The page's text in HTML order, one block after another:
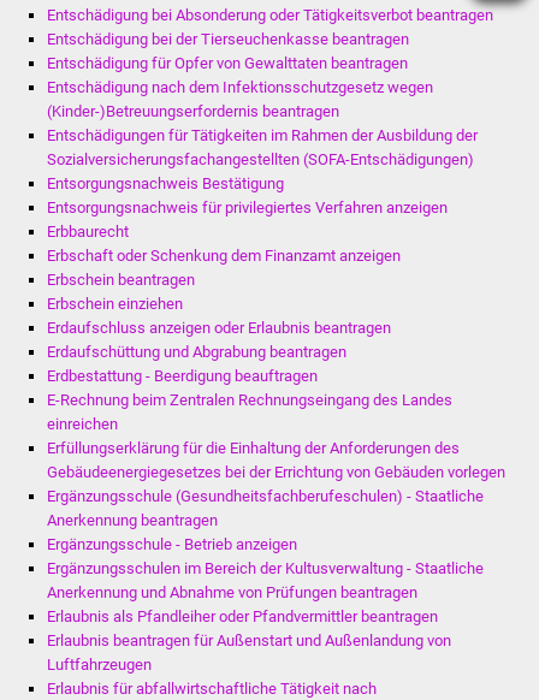
Entschädigung bei Absonderung oder Tätigkeitsverbot beantragen
Entschädigung bei der Tierseuchenkasse beantragen
Entschädigung für Opfer von Gewalttaten beantragen
Entschädigung nach dem Infektionsschutzgesetz wegen
(Kinder-)Betreuungserfordernis beantragen
Entschädigungen für Tätigkeiten im Rahmen der Ausbildung der
Sozialversicherungsfachangestellten (SOFA-Entschädigungen)
Entsorgungsnachweis Bestätigung
Entsorgungsnachweis für privilegiertes Verfahren anzeigen
Erbbaurecht
Erbschaft oder Schenkung dem Finanzamt anzeigen
Erbschein beantragen
Erbschein einziehen
Erdaufschluss anzeigen oder Erlaubnis beantragen
Erdaufschüttung und Abgrabung beantragen
Erdbestattung - Beerdigung beauftragen
E-Rechnung beim Zentralen Rechnungseingang des Landes
einreichen
Erfüllungserklärung für die Einhaltung der Anforderungen des
Gebäudeenergiegesetzes bei der Errichtung von Gebäuden vorlegen
Ergänzungsschule (Gesundheitsfachberufeschulen) - Staatliche
Anerkennung beantragen
Ergänzungsschule - Betrieb anzeigen
Ergänzungsschulen im Bereich der Kultusverwaltung - Staatliche
Anerkennung und Abnahme von Prüfungen beantragen
Erlaubnis als Pfandleiher oder Pfandvermittler beantragen
Erlaubnis beantragen für Außenstart und Außenlandung von
Luftfahrzeugen
Erlaubnis für abfallwirtschaftliche Tätigkeit nach